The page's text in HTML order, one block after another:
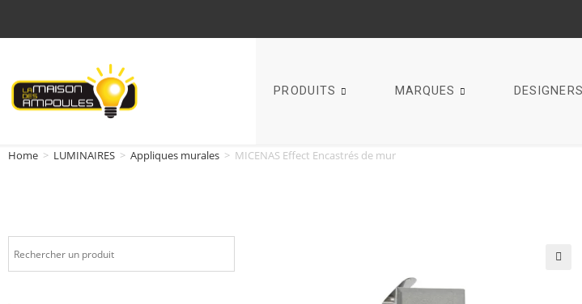
PRODUITS MARQUES DESIGNERS
Home > LUMINAIRES > Appliques murales > MICENAS Effect Encastrés de mur